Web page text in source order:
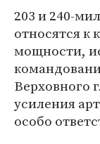
203 и 240-
относятся к
мощности,
Верховного
усиления
особо